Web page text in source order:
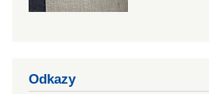
Odkazy